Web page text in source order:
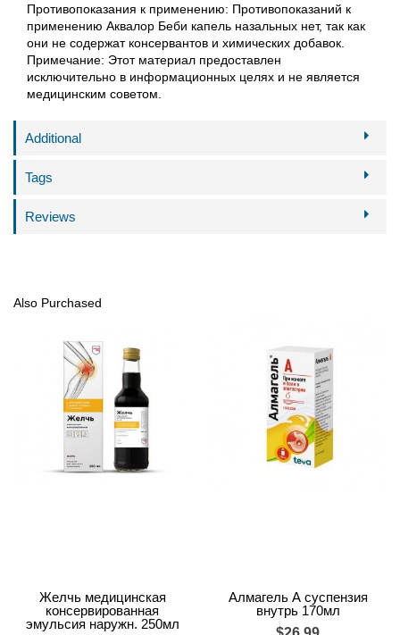
Противопоказания к применению: Противопоказаний к
применению Аквалор Беби капель назальных нет, так как
они не содержат консервантов и химических добавок.
Примечание: Этот материал предоставлен
исключительно в информационных целях и не является
медицинским советом.
Additional
Tags
Reviews
Also Purchased
Желчь медицинская
консервированная
эмульсия наружн. 250мл
Алмагель А суспензия
внутрь 170мл